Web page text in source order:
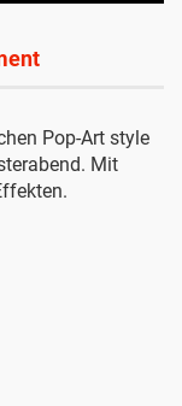
Pop-Art style
Mit